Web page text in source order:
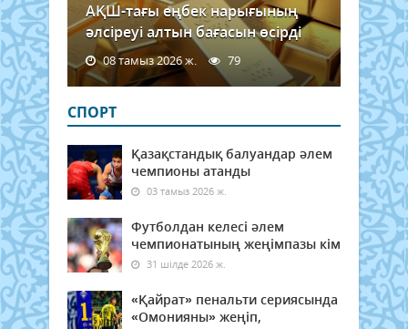
АҚШ-тағы еңбек нарығының
әлсіреуі алтын бағасын өсірді
08 тамыз 2026 ж. 79
СПОРТ
Қазақстандық балуандар әлем
чемпионы атанды
03 тамыз 2026 ж.
Футболдан келесі әлем
чемпионатының жеңімпазы кім
31 шілде 2026 ж.
«Қайрат» пенальти сериясында
«Омонияны» жеңіп,